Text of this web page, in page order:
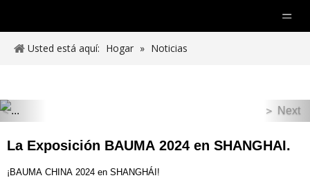
Usted está aquí: Hogar » Noticias
＜
＞ Next
La Exposición BAUMA 2024 en SHANGHAI.
¡BAUMA CHINA 2024 en SHANGHÁI!